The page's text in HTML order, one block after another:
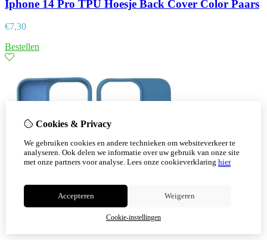
Iphone 14 Pro TPU Hoesje Back Cover Color Paars
€7,30
Bestellen
Cookies & Privacy
We gebruiken cookies en andere technieken om websiteverkeer te
analyseren. Ook delen we informatie over uw gebruik van onze site
met onze partners voor analyse. Lees onze cookieverklaring hier
Accepteren Weigeren
Cookie-instellingen